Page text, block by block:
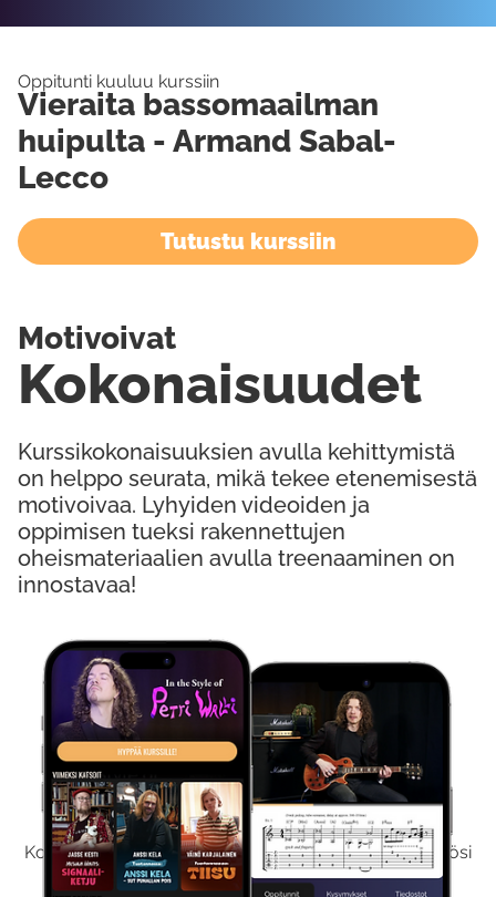
Kokeile Ilmaiseksi
Kokeilemalla ilmaiseksi saat koko sisältömme käyttöösi
viikon ajaksi.
Oppitunti kuuluu kurssiin
Vieraita bassomaailman
huipulta - Armand Sabal-
Lecco
Tutustu kurssiin
Kurssikokonaisuuksien avulla kehittymistä
on helppo seurata, mikä tekee etenemisestä
motivoivaa. Lyhyiden videoiden ja
oppimisen tueksi rakennettujen
oheismateriaalien avulla treenaaminen on
innostavaa!
Kokonaisuudet
Motivoivat